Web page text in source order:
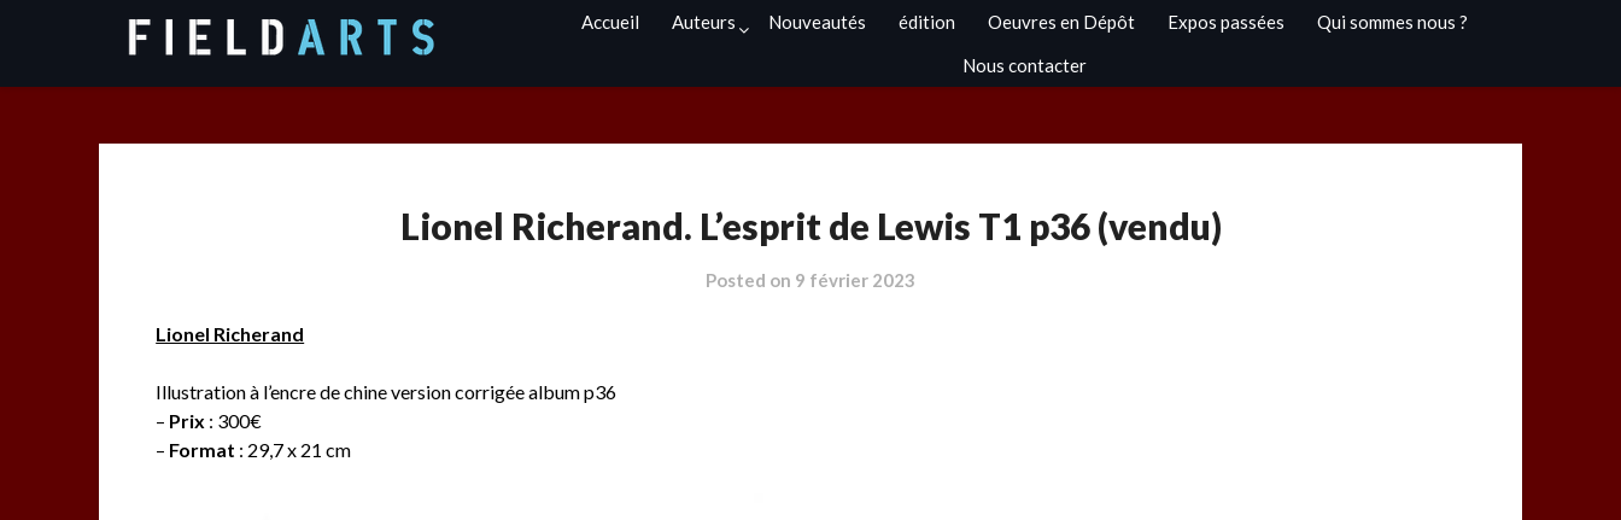
Accueil Auteurs Nouveautés édition Oeuvres en Dépôt Expos passées
Qui sommes nous ?
Nous contacter
Lionel Richerand. L’esprit de Lewis T1 p36 (vendu)
Posted on 9 février 2023
Lionel Richerand
Illustration à l’encre de chine version corrigée album p36
– Prix : 300€
– Format : 29,7 x 21 cm